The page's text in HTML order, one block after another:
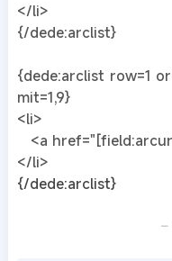
</li>
{/dede:arclist}
{dede:arclist row=1
mit=1,9}
<li>
<a
</li>
{/dede:arclist}